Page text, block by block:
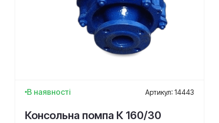
В наявності Артикул: 14443
Консольна помпа К 160/30